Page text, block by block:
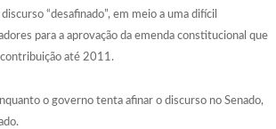
“desafinado”, em meio a uma difícil
para a aprovação da emenda constitucional que
até 2011.
o governo tenta afinar o discurso no Senado,